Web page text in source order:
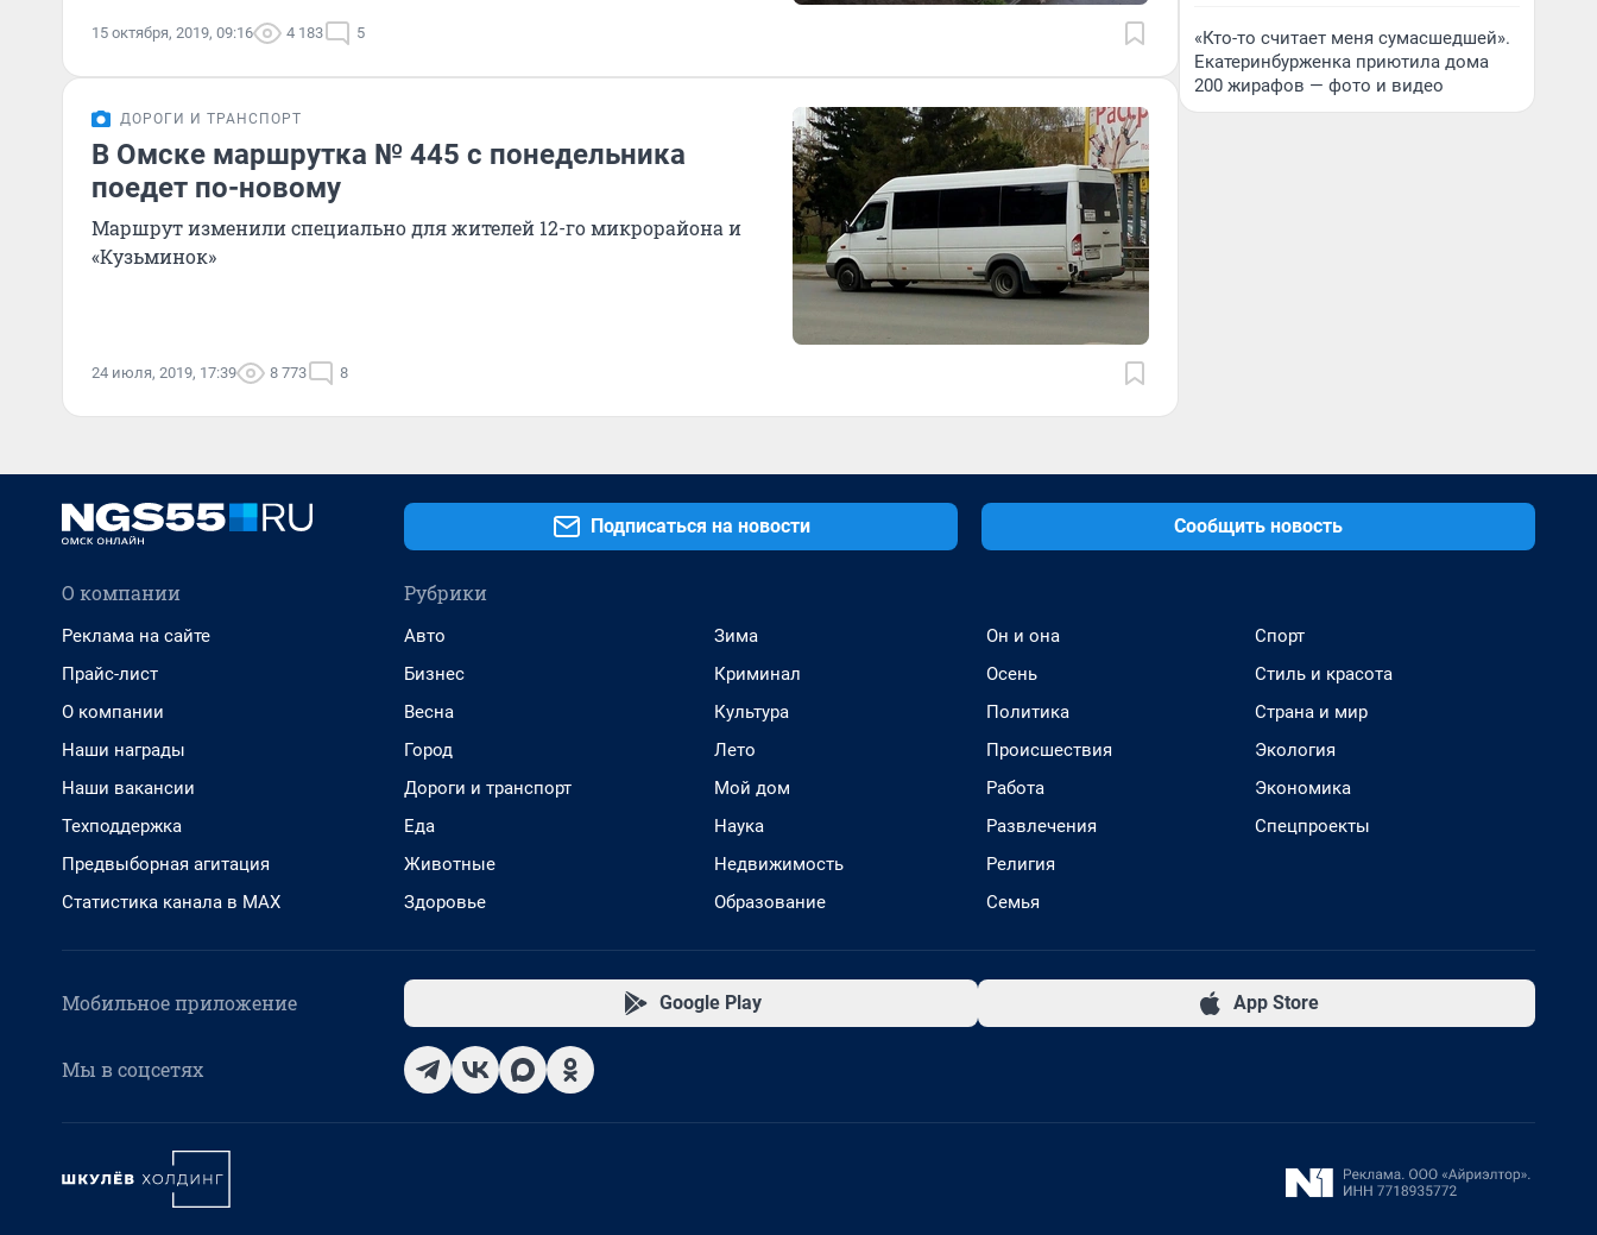
15 октября, 2019, 09:16 4 183 5
ДОРОГИ И ТРАНСПОРТ
В Омске маршрутка № 445 с понедельника
поедет по-новому
Маршрут изменили специально для жителей 12-го микрорайона и
«Кузьминок»
24 июля, 2019, 17:39 8 773 8
«Кто-то считает меня сумасшедшей».
Екатеринбурженка приютила дома
200 жирафов — фото и видео
Подписаться на новости Сообщить новость
О компании
Реклама на сайте
Прайс-лист
О компании
Наши награды
Наши вакансии
Техподдержка
Предвыборная агитация
Статистика канала в MAX
Рубрики
Авто
Бизнес
Весна
Город
Дороги и транспорт
Еда
Животные
Здоровье
Зима
Криминал
Культура
Лето
Мой дом
Наука
Недвижимость
Образование
Он и она
Осень
Политика
Происшествия
Работа
Развлечения
Религия
Семья
Спорт
Стиль и красота
Страна и мир
Экология
Экономика
Спецпроекты
Мобильное приложение Google Play App Store
Мы в соцсетях